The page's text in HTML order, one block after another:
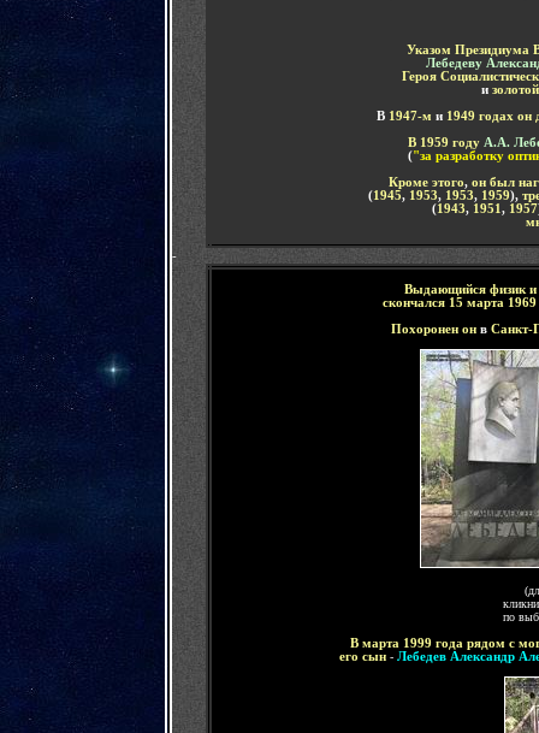
Указом Президиума
Лебедеву
Героя
и
В 1947-м и1949 годах он
В 1959 году А.А.
("за разработку
Кроме этого, он был
(1945, 1953, 1953, 1959),
(1943, 1951 , 1957
-
Выдающийся физик и
скончался 15 марта 1969
Похоронен он в Санкт-
по
В марта 1999 года рядом с
его сын - Лебедев Александр